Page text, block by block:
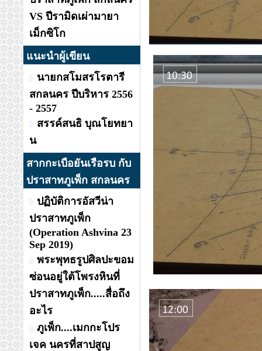
VS ปีรามิดเผ่ามายา
เม็กซิโก
แนะนำผู้เขียน
นายกสโมสรโรตารี
สกลนคร ปีบริหาร 2556
- 2557
สรรค์สนธิ บุณโยทยา
น
สากกะเบือยันเรือรบ กับ
ปราสาทภูเพ็ก สกลนคร
ปฏิบัติการอัสวีน่า
ปราสาทภูเพ็ก
(Operation Ashvina 23
Sep 2019)
พระพุทธรูปศิลปะขอม
ซ่อนอยู่ใต้โพรงหินที่
ปราสาทภูเพ็ก.....สื่อถึง
อะไร
ภูเพ็ก....เมกกะโปร
เจค นครที่สาปสูญ